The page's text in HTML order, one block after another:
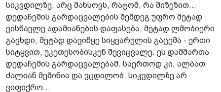
სიკვდილზე, არც მახსოვს, რატომ, რა მიზეზით...
დედაჩემის გარდაცვალების შემდეგ უფრო მეტად
ვისწავლე ადამიანების დაფასება, მეტად ლმობიერი
გავხდი, მეტად დავიწყე სიყვარულის გაცემა - ერთი
სიტყვით, უკეთესობისკენ შევიცვალე. ეს დამმართა
დედაჩემის გარდაცვალებამ. საერთოდ კი, ალბათ
ძალიან მეშინია და ვცდილობ, სიკვდილზე არ
ვიფიქრო...